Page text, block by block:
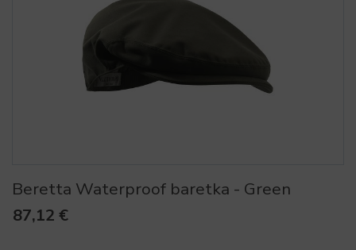
Beretta Waterproof baretka - Green
87,12 €